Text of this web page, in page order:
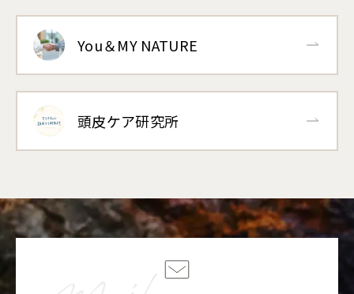
You＆MY NATURE
頭皮ケア研究所